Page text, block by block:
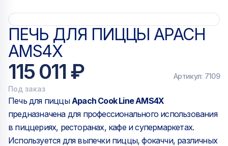
ПЕЧЬ ДЛЯ ПИЦЦЫ APACH
AMS4X
115 011 ₽ Артикул: 7109
Под заказ
Печь для пиццыApach Cook Line AMS4X
предназначена для профессионального использования
в пиццериях, ресторанах, кафе и супермаркетах.
Используется для выпечки пиццы, фокаччи, различных